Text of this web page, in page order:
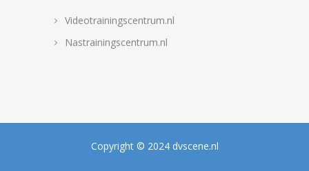
Videotrainingscentrum.nl
Nastrainingscentrum.nl
Copyright © 2024 dvscene.nl